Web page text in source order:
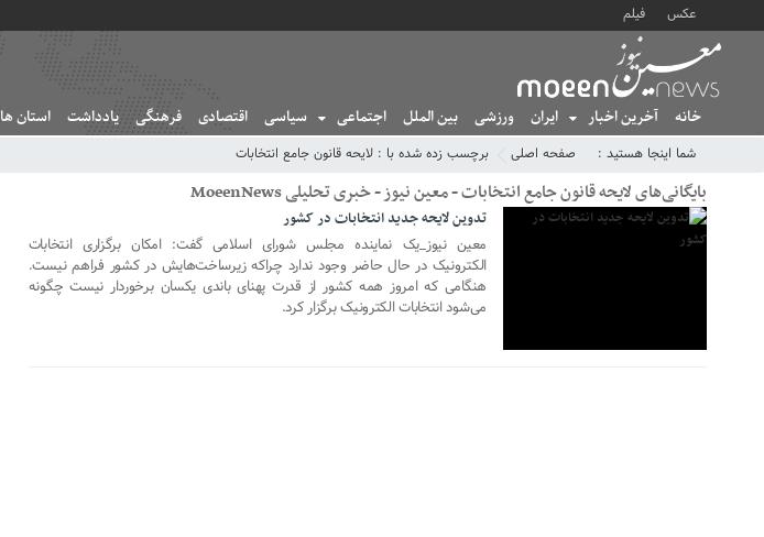
عکس فیلم
خانه آخرین اخبار ایران ورزشی بین الملل اجتماعی سیاسی اقتصادی فرهنگی یادداشت استان ها
شما اینجا هستید : صفحه اصلی برچسب زده شده با : لایحه قانون جامع انتخابات
بایگانی‌های لایحه قانون جامع انتخابات - معین نیوز - خبری تحلیلی MoeenNews
03 آگوست 2022
تدوین لایحه جدید انتخابات در کشور
معین نیوز_یک نماینده مجلس شورای اسلامی گفت: امکان برگزاری انتخابات
الکترونیک در حال حاضر وجود ندارد چراکه زیرساخت‌هایش در کشور فراهم نیست.
هنگامی که امروز همه کشور از قدرت پهنای باندی یکسان برخوردار نیست چگونه
می‌شود انتخابات الکترونیک برگزار کرد.